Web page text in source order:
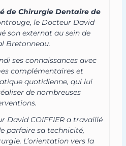
de Chirurgie Dentaire de
le Docteur David
son externat au sein de
Bretonneau.
ses connaissances avec
complémentaires et
quotidienne, qui lui
de nombreuses
David COIFFIER a travaillé
parfaire sa technicité,
L’orientation vers la